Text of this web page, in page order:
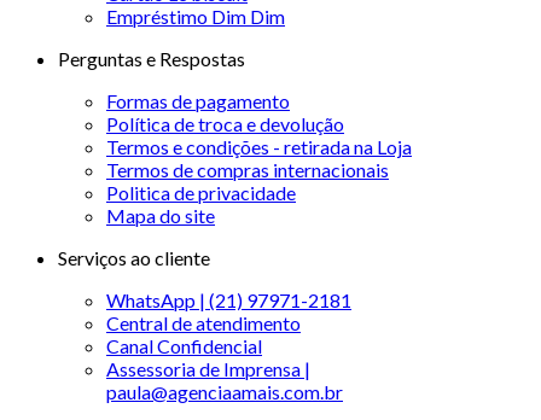
Empréstimo Dim Dim
Perguntas e Respostas
Formas de pagamento
Política de troca e devolução
Termos e condições - retirada na Loja
Termos de compras internacionais
Politica de privacidade
Mapa do site
Serviços ao cliente
WhatsApp | (21) 97971-2181
Central de atendimento
Canal Confidencial
Assessoria de Imprensa |
paula@agenciaamais.com.br